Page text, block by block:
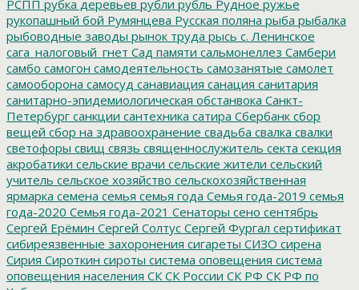
РСПП рубка деревьев рубли рубль Рудное ружье
рукопашный бой Румянцева Русская поляна рыба рыбалка
рыбоводные заводы рынок труда рысь с. Ленинское
сага_налоговый_гнет Сад памяти сальмонеллез Самбери
самбо самогон самодеятельность самозанятые самолет
самооборона самосуд санавиация санация санитария
санитарно-эпидемиологическая обстанвока Санкт-
Петербург санкции сантехника сатира Сбербанк сбор
вещей сбор на здравоохранение свадьба свалка свалки
светофоры свищ связь священнослужитель секта секция
акробатики сельские врачи сельские жители сельский
учитель сельское хозяйство сельскохозяйственная
ярмарка семена семья семья года Семья года-2019 семья
года-2020 Семья года-2021 Сенаторы сено сентябрь
Сергей Ерёмин Сергей Солтус Сергей Фургал сертификат
сибиреязвенные захоронения сигареты СИЗО сирена
Сирия Сироткин сироты система оповещения система
оповещения населения СК СК России СК РФ СК РФ по